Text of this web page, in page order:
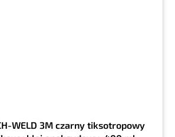
WELD 3M czarny tiksotropowy